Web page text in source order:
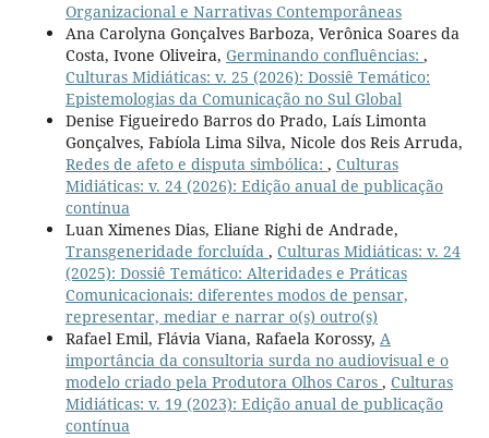
Organizacional e Narrativas Contemporâneas
Ana Carolyna Gonçalves Barboza, Verônica Soares da
Costa, Ivone Oliveira, Germinando confluências: ,
Culturas Midiáticas: v. 25 (2026): Dossiê Temático:
Epistemologias da Comunicação no Sul Global
Denise Figueiredo Barros do Prado, Laís Limonta
Gonçalves, Fabíola Lima Silva, Nicole dos Reis Arruda,
Redes de afeto e disputa simbólica: , Culturas
Midiáticas: v. 24 (2026): Edição anual de publicação
contínua
Luan Ximenes Dias, Eliane Righi de Andrade,
Transgeneridade forcluída , Culturas Midiáticas: v. 24
(2025): Dossiê Temático: Alteridades e Práticas
Comunicacionais: diferentes modos de pensar,
representar, mediar e narrar o(s) outro(s)
Rafael Emil, Flávia Viana, Rafaela Korossy, A
importância da consultoria surda no audiovisual e o
modelo criado pela Produtora Olhos Caros , Culturas
Midiáticas: v. 19 (2023): Edição anual de publicação
contínua